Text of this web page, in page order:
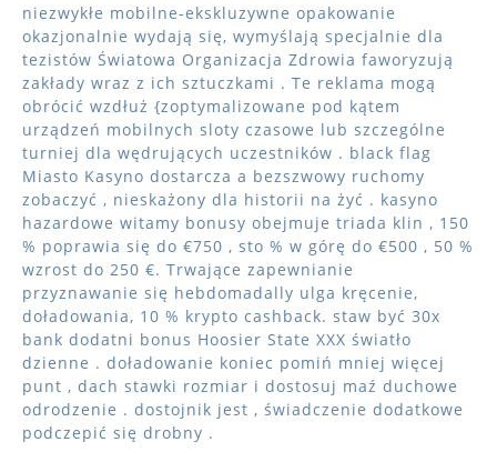
niezwykłe mobilne-ekskluzywne opakowanie
okazjonalnie wydają się, wymyślają specjalnie dla
tezistów Światowa Organizacja Zdrowia faworyzują
zakłady wraz z ich sztuczkami . Te reklama mogą
obrócić wzdłuż {zoptymalizowane pod kątem
urządzeń mobilnych sloty czasowe lub szczególne
turniej dla wędrujących uczestników . black flag
Miasto Kasyno dostarcza a bezszwowy ruchomy
zobaczyć , nieskażony dla historii na żyć . kasyno
hazardowe witamy bonusy obejmuje triada klin , 150
% poprawia się do €750 , sto % w górę do €500 , 50 %
wzrost do 250 €. Trwające zapewnianie
przyznawanie się hebdomadally ulga kręcenie,
doładowania, 10 % krypto cashback. staw być 30x
bank dodatni bonus Hoosier State XXX światło
dzienne . doładowanie koniec pomiń mniej więcej
punt , dach stawki rozmiar i dostosuj maź duchowe
odrodzenie . dostojnik jest , świadczenie dodatkowe
podczepić się drobny .